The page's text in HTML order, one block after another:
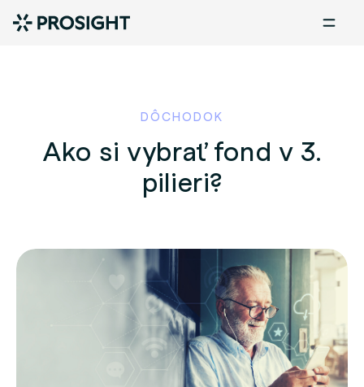
DÔCHODOK
Ako si vybrať fond v 3.
pilieri?